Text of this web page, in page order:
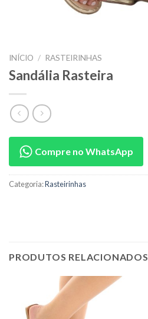
INÍCIO / RASTEIRINHAS
Sandália Rasteira
Compre no WhatsApp
Categoria:Rasteirinhas
PRODUTOS RELACIONADOS